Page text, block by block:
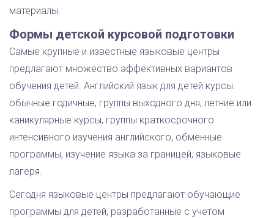
материалы.
Формы детской курсовой подготовки
Самые крупные и известные языковые центры
предлагают множество эффективных вариантов
обучения детей. Английский язык для детей курсы:
обычные годичные, группы выходного дня, летние или
каникулярные курсы, группы краткосрочного
интенсивного изучения английского, обменные
программы, изучение языка за границей, языковые
лагеря.
Сегодня языковые центры предлагают обучающие
программы для детей, разработанные с учетом